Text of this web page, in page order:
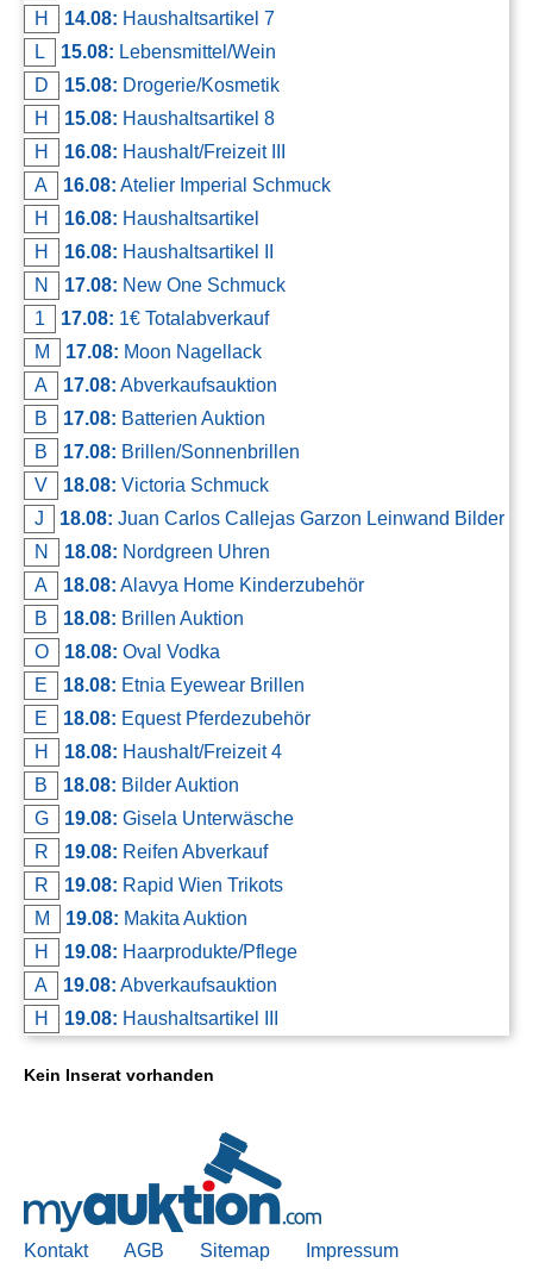
H
14.08: Haushaltsartikel 7
L
15.08: Lebensmittel/Wein
D
15.08: Drogerie/Kosmetik
H
15.08: Haushaltsartikel 8
H
16.08: Haushalt/Freizeit III
A
16.08: Atelier Imperial Schmuck
H
16.08: Haushaltsartikel
H
16.08: Haushaltsartikel II
N
17.08: New One Schmuck
1
17.08: 1€ Totalabverkauf
M
17.08: Moon Nagellack
A
17.08: Abverkaufsauktion
B
17.08: Batterien Auktion
B
17.08: Brillen/Sonnenbrillen
V
18.08: Victoria Schmuck
J
18.08: Juan Carlos Callejas Garzon Leinwand Bilder
N
18.08: Nordgreen Uhren
A
18.08: Alavya Home Kinderzubehör
B
18.08: Brillen Auktion
O
18.08: Oval Vodka
E
18.08: Etnia Eyewear Brillen
E
18.08: Equest Pferdezubehör
H
18.08: Haushalt/Freizeit 4
B
18.08: Bilder Auktion
G
19.08: Gisela Unterwäsche
R
19.08: Reifen Abverkauf
R
19.08: Rapid Wien Trikots
M
19.08: Makita Auktion
H
19.08: Haarprodukte/Pflege
A
19.08: Abverkaufsauktion
H
19.08: Haushaltsartikel III
Kein Inserat vorhanden
Kontakt AGB Sitemap
Impressum